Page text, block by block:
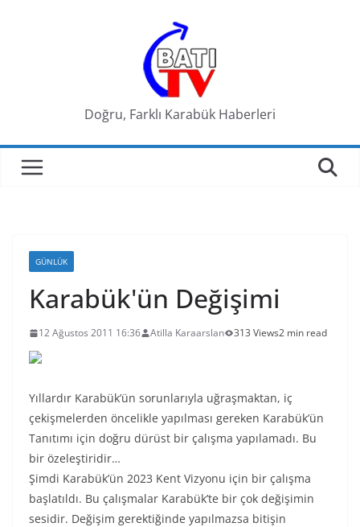
Doğru, Farklı Karabük Haberleri
GÜNLÜK
Karabük'ün Değişimi
12 Ağustos 2011 16:36 Atilla Karaarslan 313 Views2 min read
Yıllardır Karabük’ün sorunlarıyla uğraşmaktan, iç
çekişmelerden öncelikle yapılması gereken Karabük’ün
Tanıtımı için doğru dürüst bir çalışma yapılamadı. Bu
bir özeleştiridir…
Şimdi Karabük’ün 2023 Kent Vizyonu için bir çalışma
başlatıldı. Bu çalışmalar Karabük’te bir çok değişimin
sesidir. Değişim gerektiğinde yapılmazsa bitişin